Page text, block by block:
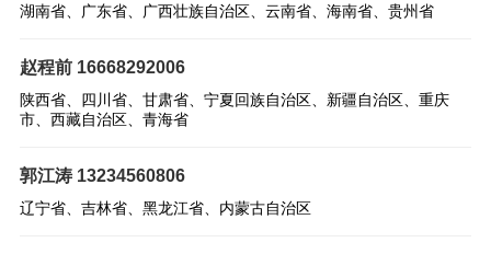
湖南省、广东省、广西壮族自治区、云南省、海南省、贵州省
赵程前 16668292006
陕西省、四川省、甘肃省、宁夏回族自治区、新疆自治区、重庆
市、西藏自治区、青海省
郭江涛 13234560806
辽宁省、吉林省、黑龙江省、内蒙古自治区